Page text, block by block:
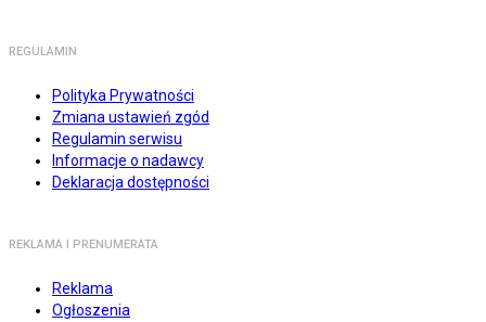
REGULAMIN
Polityka Prywatności
Zmiana ustawień zgód
Regulamin serwisu
Informacje o nadawcy
Deklaracja dostępności
REKLAMA I PRENUMERATA
Reklama
Ogłoszenia